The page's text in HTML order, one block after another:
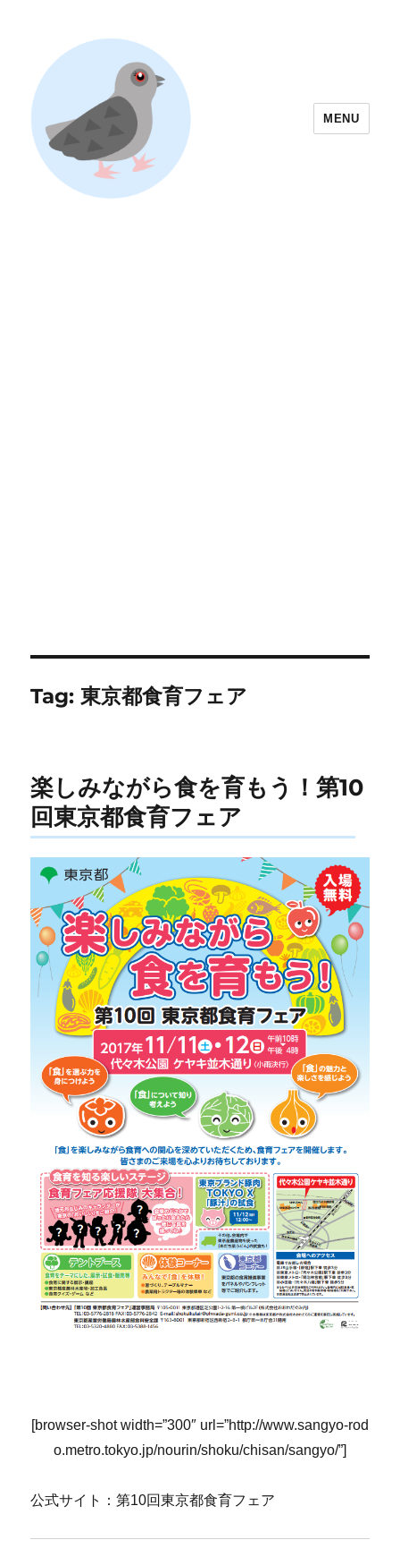
MENU
Tag:東京都食育フェア
楽しみながら食を育もう！第10
回東京都食育フェア
[browser-shot width=”300″ url=”http://www.sangyo-rod
o.metro.tokyo.jp/nourin/shoku/chisan/sangyo/”]
公式サイト：第10回東京都食育フェア